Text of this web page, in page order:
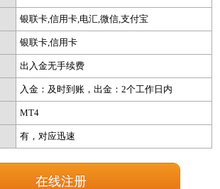
银联卡,信用卡,电汇,微信,支付宝
银联卡,信用卡
出入金无手续费
入金：及时到账，出金：2个工作日内
MT4
有，对应迅速
在线注册